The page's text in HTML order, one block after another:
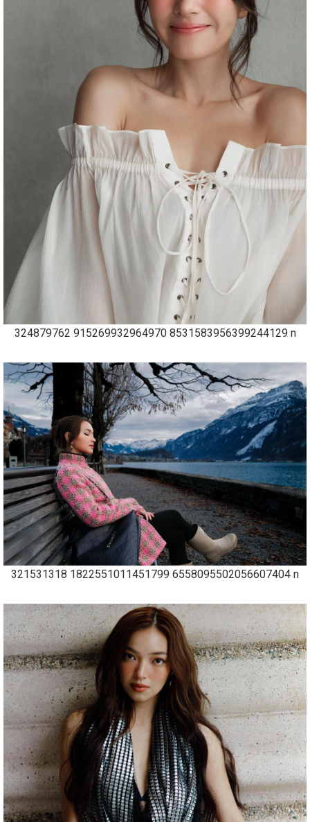
324879762 915269932964970 8531583956399244129 n
321531318 1822551011451799 6558095502056607404 n